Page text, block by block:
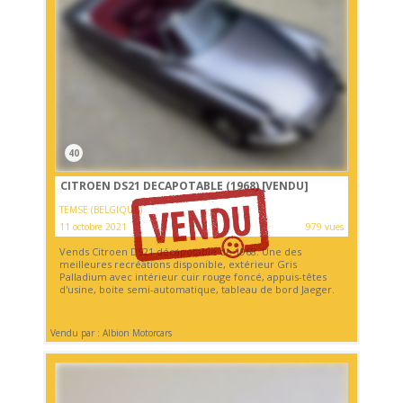
40
CITROEN DS21 DECAPOTABLE (1968)[VENDU]
TEMSE (BELGIQUE)
11 octobre 2021
979 vues
Vends Citroen DS21 décapotable de 1968. Une des
meilleures recréations disponible, extérieur Gris
Palladium avec intérieur cuir rouge foncé, appuis-têtes
d'usine, boite semi-automatique, tableau de bord Jaeger.
Vendu par : Albion Motorcars